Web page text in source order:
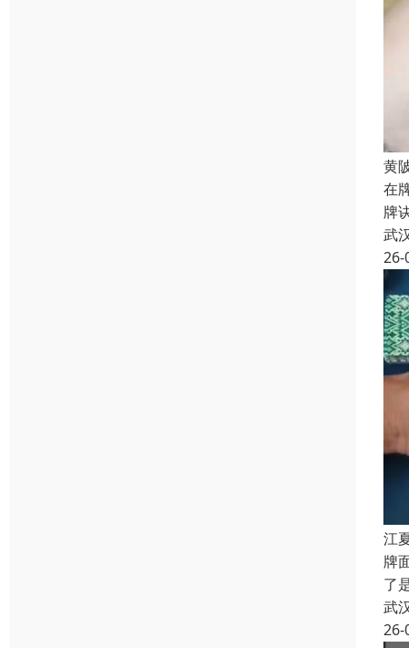
黄
在
牌
武
26-
江
牌
了
武
26-